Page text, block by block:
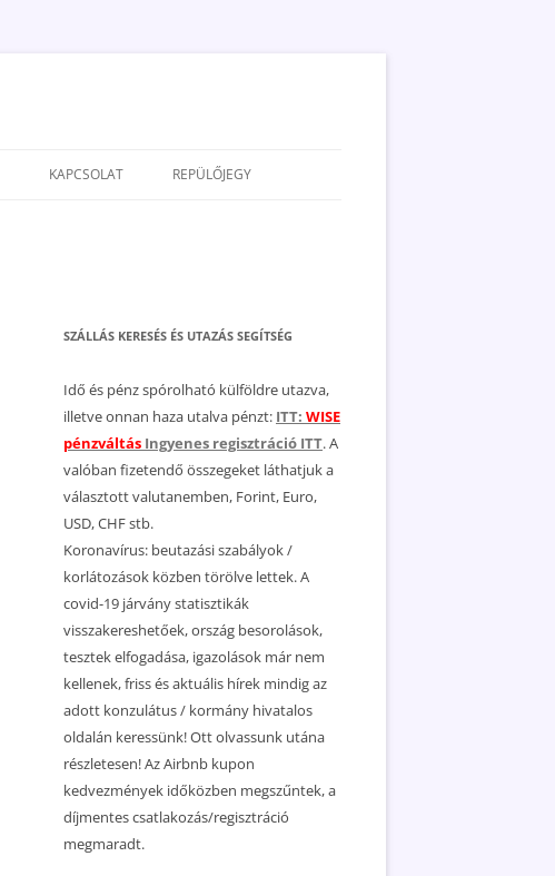
KAPCSOLAT REPÜLŐJEGY
SZÁLLÁS KERESÉS ÉS UTAZÁS SEGÍTSÉG
Idő és pénz spórolható külföldre utazva,
illetve onnan haza utalva pénzt: ITT: WISE
pénzváltás Ingyenes regisztráció ITT. A
valóban fizetendő összegeket láthatjuk a
választott valutanemben, Forint, Euro,
USD, CHF stb.
Koronavírus: beutazási szabályok /
korlátozások közben törölve lettek. A
covid-19 járvány statisztikák
visszakereshetőek, ország besorolások,
tesztek elfogadása, igazolások már nem
kellenek, friss és aktuális hírek mindig az
adott konzulátus / kormány hivatalos
oldalán keressünk! Ott olvassunk utána
részletesen! Az Airbnb kupon
kedvezmények időközben megszűntek, a
díjmentes csatlakozás/regisztráció
megmaradt.